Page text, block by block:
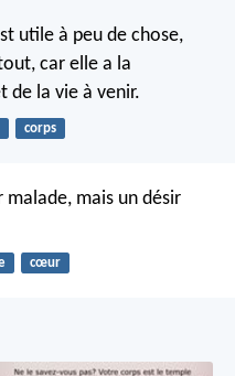
utile à peu de chose,
car elle a la
de la vie à venir.
corps
malade, mais un désir
cœur